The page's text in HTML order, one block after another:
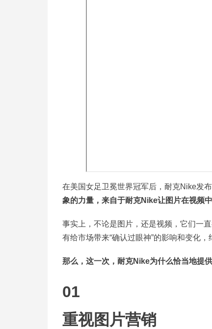
在美国女足卫冕世界冠军后，耐克Nike发
象的力量，来自于耐克Nike让图片在视频中
事实上，不论是图片，还是视频，它们一
有给市场带来“确认过眼神”的影响和变化
那么，这一次，耐克Nike为什么恰当地提
01
重视图片营销